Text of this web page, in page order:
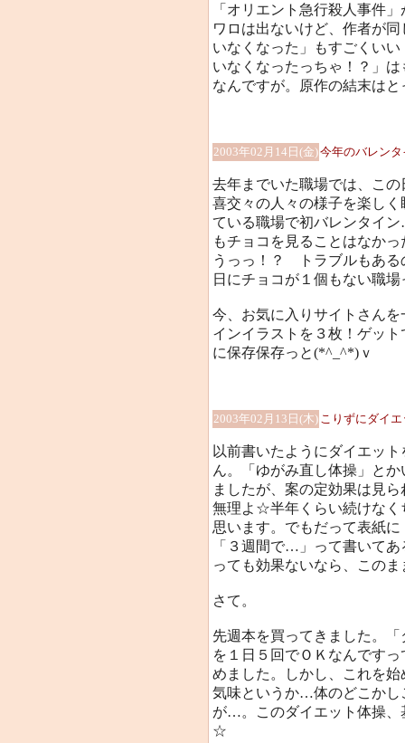
「オリエント急行殺人事件
ワロは出ないけど、作者が
いなくなった」もすごくい
いなくなったっちゃ！？」
なんですが。原作の結末は
2003年02月14日(金)今年のバレン
去年までいた職場では、こ
喜交々の人々の様子を楽し
ている職場で初バレンタイ
もチョコを見ることはな
うっっ！？ トラブルもある
日にチョコが１個もない職
今、お気に入りサイトさん
インイラストを３枚！ゲッ
に保存保存っと(*^_^*)ｖ
2003年02月13日(木) こりずにダイエ
以前書いたようにダイエッ
ん。「ゆがみ直し体操」と
ましたが、案の定効果は見
無理よ☆半年くらい続けなく
思います。でもだって表紙
「３週間で…」って書いて
っても効果ないなら、この
さて。
先週本を買ってきました。
を１日５回でＯＫなんです
めました。しかし、これを
気味というか…体のどこか
が…。このダイエット体操、
☆